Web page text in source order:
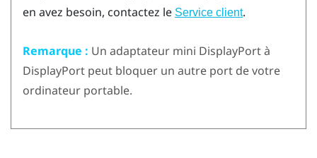
en avez besoin, contactez le Service client.
Remarque : Un adaptateur mini DisplayPortà
DisplayPort peut bloquer un autre port de votre
ordinateur portable.